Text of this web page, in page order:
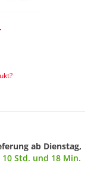
ab Dienstag,
10 Std. und 18 Min.